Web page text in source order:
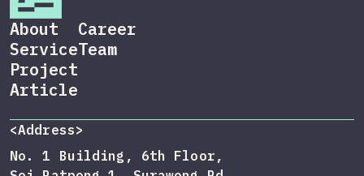
About
Service
Project
Article
Career
Team
<Address>
No. 1 Building, 6th Floor,